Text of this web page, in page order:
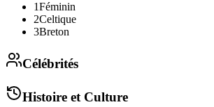
1Féminin
2Celtique
3Breton
Célébrités
Histoire et Culture